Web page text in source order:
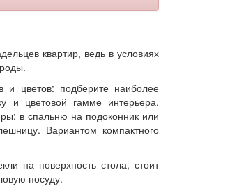
квартир, ведь в условиях
и цветов: подберите наиболее
и цветовой гамме интерьера.
в спальню на подоконник или
Вариантом компактного
на поверхность стола, стоит
посуду.